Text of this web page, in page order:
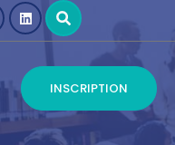
INSCRIPTION